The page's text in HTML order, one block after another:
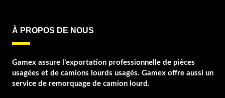
À PROPOS DE NOUS
Gamex assure l’exportation professionnelle de pièces
usagées et de camions lourds usagés. Gamex offre aussi un
service de remorquage de camion lourd.